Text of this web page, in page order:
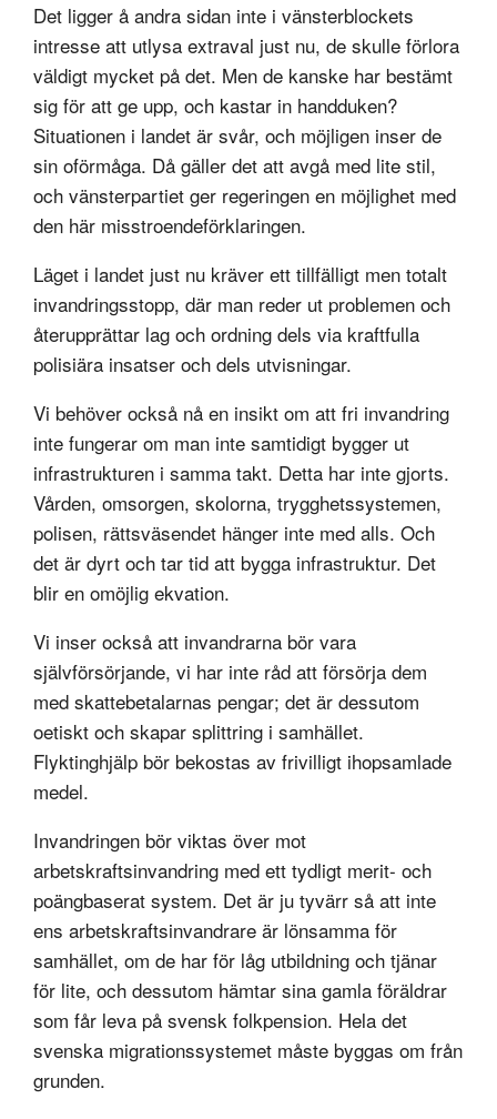
Det ligger å andra sidan inte i vänsterblockets
intresse att utlysa extraval just nu, de skulle förlora
väldigt mycket på det. Men de kanske har bestämt
sig för att ge upp, och kastar in handduken?
Situationen i landet är svår, och möjligen inser de
sin oförmåga. Då gäller det att avgå med lite stil,
och vänsterpartiet ger regeringen en möjlighet med
den här misstroendeförklaringen.
Läget i landet just nu kräver ett tillfälligt men totalt
invandringsstopp, där man reder ut problemen och
återupprättar lag och ordning dels via kraftfulla
polisiära insatser och dels utvisningar.
Vi behöver också nå en insikt om att fri invandring
inte fungerar om man inte samtidigt bygger ut
infrastrukturen i samma takt. Detta har inte gjorts.
Vården, omsorgen, skolorna, trygghetssystemen,
polisen, rättsväsendet hänger inte med alls. Och
det är dyrt och tar tid att bygga infrastruktur. Det
blir en omöjlig ekvation.
Vi inser också att invandrarna bör vara
självförsörjande, vi har inte råd att försörja dem
med skattebetalarnas pengar; det är dessutom
oetiskt och skapar splittring i samhället.
Flyktinghjälp bör bekostas av frivilligt ihopsamlade
medel.
Invandringen bör viktas över mot
arbetskraftsinvandring med ett tydligt merit- och
poängbaserat system. Det är ju tyvärr så att inte
ens arbetskraftsinvandrare är lönsamma för
samhället, om de har för låg utbildning och tjänar
för lite, och dessutom hämtar sina gamla föräldrar
som får leva på svensk folkpension. Hela det
svenska migrationssystemet måste byggas om från
grunden.